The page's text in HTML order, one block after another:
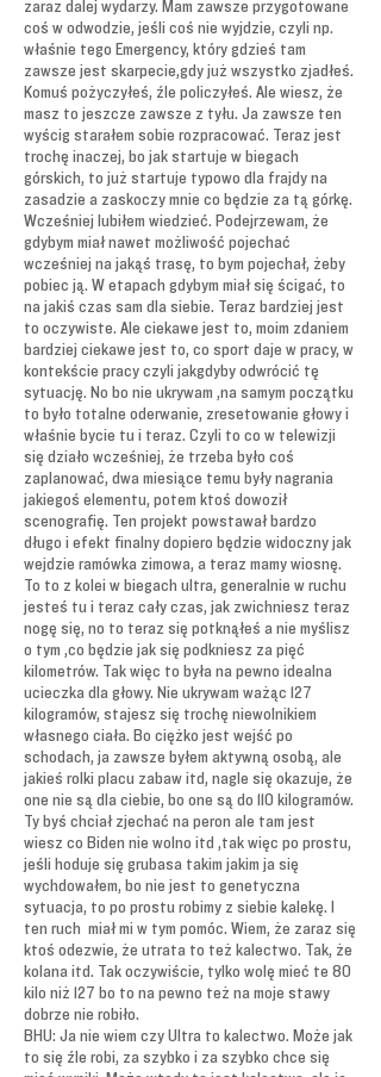
zaraz dalej wydarzy. Mam zawsze przygotowane
coś w odwodzie, jeśli coś nie wyjdzie, czyli np.
właśnie tego Emergency, który gdzieś tam
zawsze jest skarpecie,gdy już wszystko zjadłeś.
Komuś pożyczyłeś, źle policzyłeś. Ale wiesz, że
masz to jeszcze zawsze z tyłu. Ja zawsze ten
wyścig starałem sobie rozpracować. Teraz jest
trochę inaczej, bo jak startuje w biegach
górskich, to już startuje typowo dla frajdy na
zasadzie a zaskoczy mnie co będzie za tą górkę.
Wcześniej lubiłem wiedzieć. Podejrzewam, że
gdybym miał nawet możliwość pojechać
wcześniej na jakąś trasę, to bym pojechał, żeby
pobiec ją. W etapach gdybym miał się ścigać, to
na jakiś czas sam dla siebie. Teraz bardziej jest
to oczywiste. Ale ciekawe jest to, moim zdaniem
bardziej ciekawe jest to, co sport daje w pracy, w
kontekście pracy czyli jakgdyby odwrócić tę
sytuację. No bo nie ukrywam ,na samym początku
to było totalne oderwanie, zresetowanie głowy i
właśnie bycie tu i teraz. Czyli to co w telewizji
się działo wcześniej, że trzeba było coś
zaplanować, dwa miesiące temu były nagrania
jakiegoś elementu, potem ktoś dowoził
scenografię. Ten projekt powstawał bardzo
długo i efekt finalny dopiero będzie widoczny jak
wejdzie ramówka zimowa, a teraz mamy wiosnę.
To to z kolei w biegach ultra, generalnie w ruchu
jesteś tu i teraz cały czas, jak zwichniesz teraz
nogę się, no to teraz się potknąłeś a nie myślisz
o tym ,co będzie jak się podkniesz za pięć
kilometrów. Tak więc to była na pewno idealna
ucieczka dla głowy. Nie ukrywam ważąc 127
kilogramów, stajesz się trochę niewolnikiem
własnego ciała. Bo ciężko jest wejść po
schodach, ja zawsze byłem aktywną osobą, ale
jakieś rolki placu zabaw itd, nagle się okazuje, że
one nie są dla ciebie, bo one są do 110 kilogramów.
Ty byś chciał zjechać na peron ale tam jest
wiesz co Biden nie wolno itd ,tak więc po prostu,
jeśli hoduje się grubasa takim jakim ja się
wychdowałem, bo nie jest to genetyczna
sytuacja, to po prostu robimy z siebie kalekę. I
ten ruch miał mi w tym pomóc. Wiem, że zaraz się
ktoś odezwie, że utrata to też kalectwo. Tak, że
kolana itd. Tak oczywiście, tylko wolę mieć te 80
kilo niż 127 bo to na pewno też na moje stawy
dobrze nie robiło.
BHU: Ja nie wiem czy Ultra to kalectwo. Może jak
to się źle robi, za szybko i za szybko chce się